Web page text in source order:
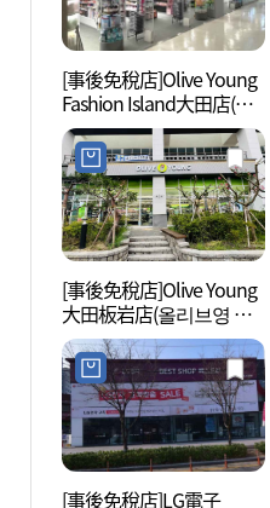
[事後免稅店]Olive Young
Fashion Island大田店(올
리브영 패션아일랜드대
전점)
[事後免稅店]Olive Young
大田板岩店(올리브영 대
전판암점)
[事後免稅店]LG電子